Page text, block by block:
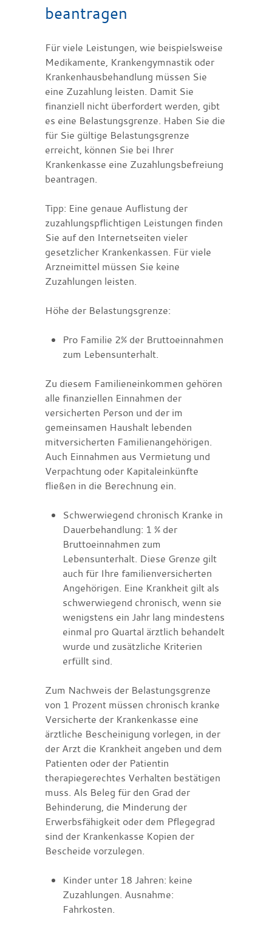
beantragen
Für viele Leistungen, wie beispielsweise
Medikamente, Krankengymnastik oder
Krankenhausbehandlung müssen Sie
eine Zuzahlung leisten. Damit Sie
finanziell nicht überfordert werden, gibt
es eine Belastungsgrenze. Haben Sie die
für Sie gültige Belastungsgrenze
erreicht, können Sie bei Ihrer
Krankenkasse eine Zuzahlungsbefreiung
beantragen.
Tipp: Eine genaue Auflistung der
zuzahlungspflichtigen Leistungen finden
Sie auf den Internetseiten vieler
gesetzlicher Krankenkassen. Für viele
Arzneimittel müssen Sie keine
Zuzahlungen leisten.
Höhe der Belastungsgrenze:
Pro Familie 2% der Bruttoeinnahmen
zum Lebensunterhalt.
Zu diesem Familieneinkommen gehören
alle finanziellen Einnahmen der
versicherten Person und der im
gemeinsamen Haushalt lebenden
mitversicherten Familienangehörigen.
Auch Einnahmen aus Vermietung und
Verpachtung oder Kapitaleinkünfte
fließen in die Berechnung ein.
Schwerwiegend chronisch Kranke in
Dauerbehandlung: 1 % der
Bruttoeinnahmen zum
Lebensunterhalt. Diese Grenze gilt
auch für Ihre familienversicherten
Angehörigen. Eine Krankheit gilt als
schwerwiegend chronisch, wenn sie
wenigstens ein Jahr lang mindestens
einmal pro Quartal ärztlich behandelt
wurde und zusätzliche Kriterien
erfüllt sind.
Zum Nachweis der Belastungsgrenze
von 1 Prozent müssen chronisch kranke
Versicherte der Krankenkasse eine
ärztliche Bescheinigung vorlegen, in der
der Arzt die Krankheit angeben und dem
Patienten oder der Patientin
therapiegerechtes Verhalten bestätigen
muss. Als Beleg für den Grad der
Behinderung, die Minderung der
Erwerbsfähigkeit oder dem Pflegegrad
sind der Krankenkasse Kopien der
Bescheide vorzulegen.
Kinder unter 18 Jahren: keine
Zuzahlungen. Ausnahme:
Fahrkosten.